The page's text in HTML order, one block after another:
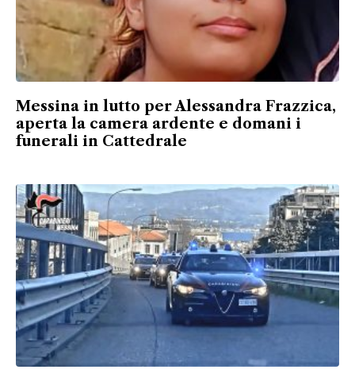
Messina in lutto per Alessandra Frazzica,
aperta la camera ardente e domani i
funerali in Cattedrale